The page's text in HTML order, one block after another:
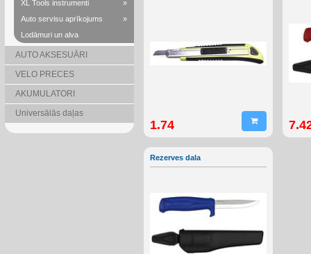
XL Tools instrumenti
»
Auto servisu aprīkojums
»
Lodāmuri un alva
AUTO AKSESUĀRI
VELO PRECES
AKUMULATORI
Universālās daļas
1.74
Rezerves dala